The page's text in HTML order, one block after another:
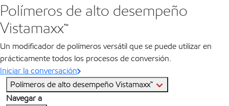
Polímeros de alto desempeño
Vistamaxx™
Un modificador de polímeros versátil que se puede utilizar en
prácticamente todos los procesos de conversión.
Iniciar la conversación
Polímeros de alto desempeño Vistamaxx™
Navegar a